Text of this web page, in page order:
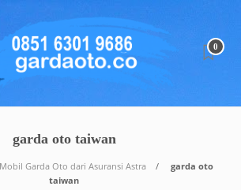
0
garda oto taiwan
Garda Oto dari Asuransi Astra
garda oto
taiwan